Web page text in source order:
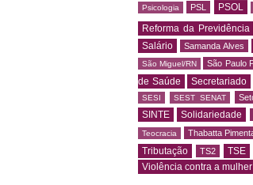
Psicologia PSL PSOL
Reforma da Previdência
Salário Samanda Alves
São Miguel/RN
São Paulo
de Saúde
Secretariado
SESI SEST SENAT
SINTE Solidariedade
Teocracia Thabatta
Tributação TS2 TSE
Violência contra a mulher